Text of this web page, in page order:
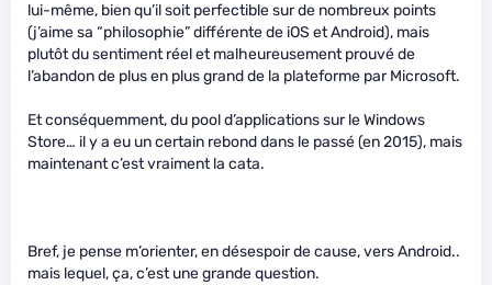
lui-même, bien qu’il soit perfectible sur de nombreux points
(j’aime sa “philosophie” différente de iOS et Android), mais
plutôt du sentiment réel et malheureusement prouvé de
l’abandon de plus en plus grand de la plateforme par Microsoft.
Et conséquemment, du pool d’applications sur le Windows
Store… il y a eu un certain rebond dans le passé (en 2015), mais
maintenant c’est vraiment la cata.
Bref, je pense m’orienter, en désespoir de cause, vers Android..
mais lequel, ça, c’est une grande question.